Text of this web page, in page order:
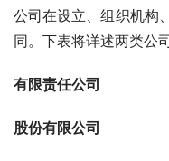
公司在设立、组织机构
同。下表将详述两类公
有限责任公司
股份有限公司